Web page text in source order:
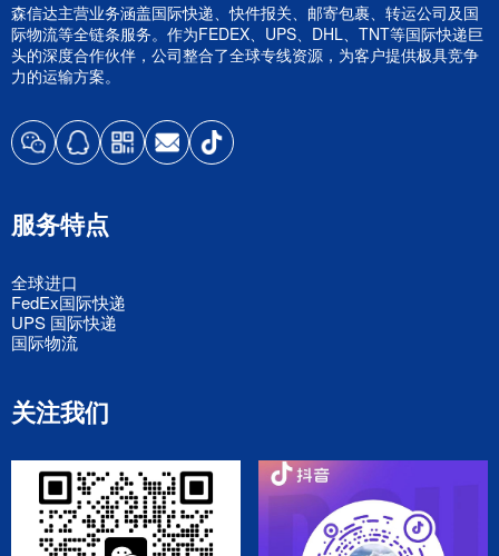
森信达主营业务涵盖国际快递、快件报关、邮寄包裹、转运公司及国
际物流等全链条服务。作为FEDEX、UPS、DHL、TNT等国际快递巨
头的深度合作伙伴，公司整合了全球专线资源，为客户提供极具竞争
力的运输方案。
服务特点
全球进口
FedEx国际快递
UPS 国际快递
国际物流
关注我们